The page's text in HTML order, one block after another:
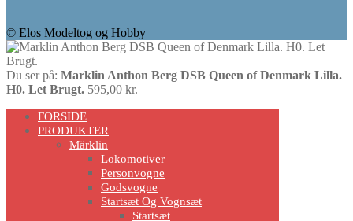
© Elos Modeltog og Hobby
Du ser på: Marklin Anthon Berg DSB Queen of Denmark Lilla.
H0. Let Brugt. 595,00 kr.
Scroll
Up
FORSIDE
PRODUKTER
Märklin
Lokomotiver
Personvogne
Godsvogne
Startsæt Og Vognsæt
Startsæt